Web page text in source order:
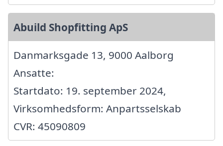
Abuild Shopfitting ApS
Danmarksgade 13, 9000 Aalborg
Ansatte:
Startdato: 19. september 2024,
Virksomhedsform: Anpartsselskab
CVR: 45090809